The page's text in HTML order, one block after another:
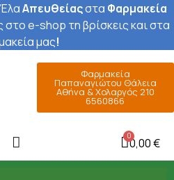
λαΑπευθείαςστα Φαρμακεία
στο e-shop τη βρίσκεις και στα
μας!
Φαρμακεία
Παπαναγιώτου Θάλεια
Αθήνα & Χολαργός 210
6560866
0,00 €